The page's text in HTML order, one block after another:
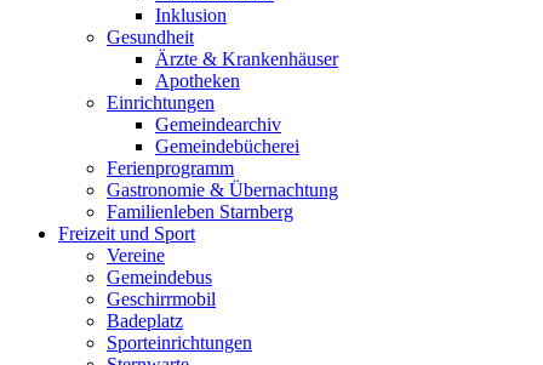
Inklusion
Gesundheit
Ärzte & Krankenhäuser
Apotheken
Einrichtungen
Gemeindearchiv
Gemeindebücherei
Ferienprogramm
Gastronomie & Übernachtung
Familienleben Starnberg
Freizeit und Sport
Vereine
Gemeindebus
Geschirrmobil
Badeplatz
Sporteinrichtungen